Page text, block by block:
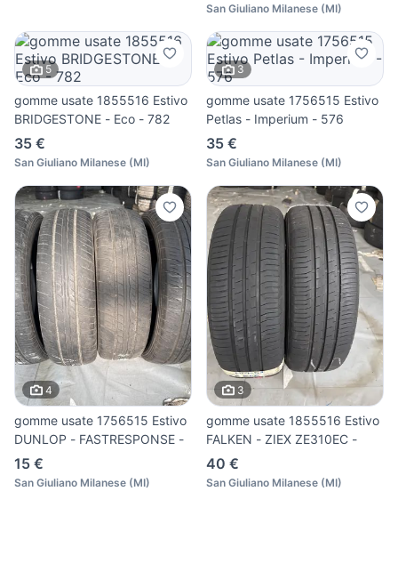
San Giuliano Milanese (MI)
5
gomme usate 1855516 Estivo
BRIDGESTONE - Eco - 782
35 €
San Giuliano Milanese (MI)
3
gomme usate 1756515 Estivo
Petlas - Imperium - 576
35 €
San Giuliano Milanese (MI)
4
gomme usate 1756515 Estivo
DUNLOP - FASTRESPONSE -
15 €
San Giuliano Milanese (MI)
3
gomme usate 1855516 Estivo
FALKEN - ZIEX ZE310EC -
40 €
San Giuliano Milanese (MI)